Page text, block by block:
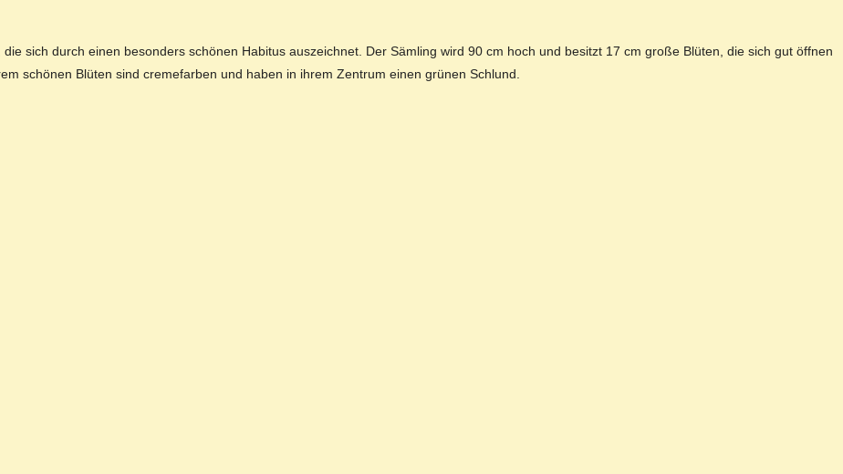
sich durch einen besonders schönen Habitus auszeichnet. Der Sämling wird 90 cm hoch und besitzt 17 cm große Blüten, die sich gut öffnen
schönen Blüten sind cremefarben und haben in ihrem Zentrum einen grünen Schlund.